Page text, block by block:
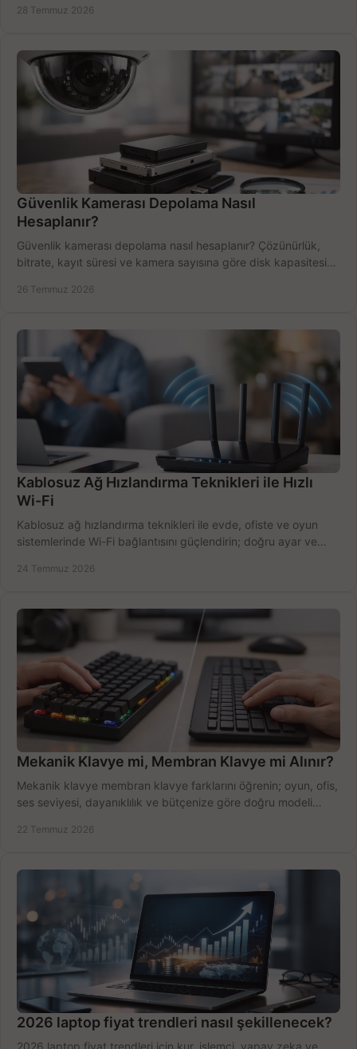
28 Temmuz 2026
Güvenlik Kamerası Depolama Nasıl
Hesaplanır?
Güvenlik kamerası depolama nasıl hesaplanır? Çözünürlük,
bitrate, kayıt süresi ve kamera sayısına göre disk kapasitesini
26 Temmuz 2026
Kablosuz Ağ Hızlandırma Teknikleri ile Hızlı
Wi-Fi
Kablosuz ağ hızlandırma teknikleri ile evde, ofiste ve oyun
sistemlerinde Wi-Fi bağlantısını güçlendirin; doğru ayar ve
24 Temmuz 2026
Mekanik Klavye mi, Membran Klavye mi Alınır?
Mekanik klavye membran klavye farklarını öğrenin; oyun, ofis,
ses seviyesi, dayanıklılık ve bütçenize göre doğru modeli
22 Temmuz 2026
2026 laptop fiyat trendleri nasıl şekillenecek?
2026 laptop fiyat trendleri için kur, işlemci, yapay zeka ve